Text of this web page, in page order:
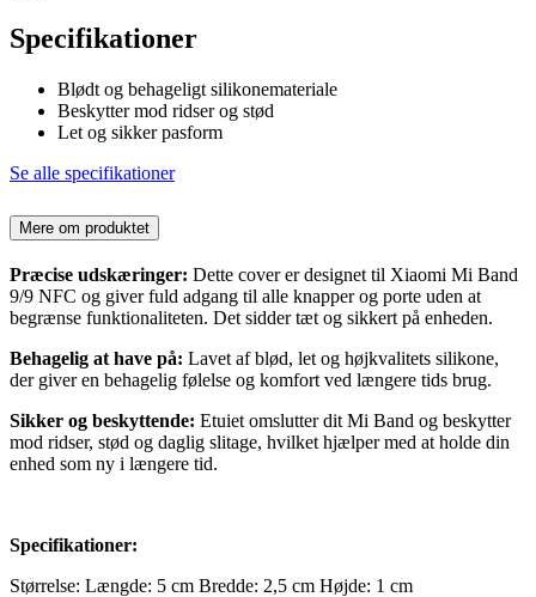
Specifikationer
Blødt og behageligt silikonemateriale
Beskytter mod ridser og stød
Let og sikker pasform
Se alle specifikationer
Mere om produktet
Præcise udskæringer: Dette cover er designet til Xiaomi Mi Band
9/9 NFC og giver fuld adgang til alle knapper og porte uden at
begrænse funktionaliteten. Det sidder tæt og sikkert på enheden.
Behagelig at have på: Lavet af blød, let og højkvalitets silikone,
der giver en behagelig følelse og komfort ved længere tids brug.
Sikker og beskyttende: Etuiet omslutter dit Mi Band og beskytter
mod ridser, stød og daglig slitage, hvilket hjælper med at holde din
enhed som ny i længere tid.
Specifikationer:
Størrelse: Længde: 5 cm Bredde: 2,5 cm Højde: 1 cm